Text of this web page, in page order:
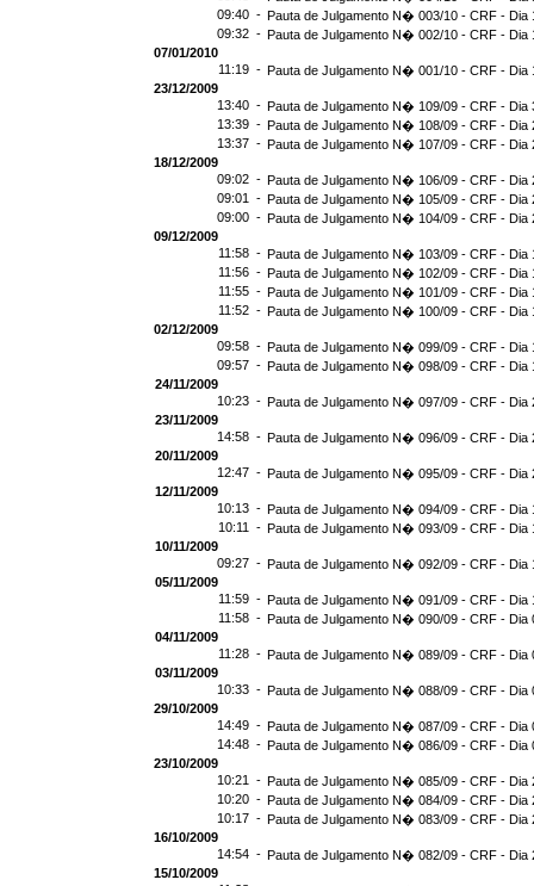
09:40 - Pauta de Julgamento N� 003/10 - CRF - Dia
09:32 - Pauta de Julgamento N� 002/10 - CRF - Dia
07/01/2010
11:19 - Pauta de Julgamento N� 001/10 - CRF - Dia
23/12/2009
13:40 - Pauta de Julgamento N� 109/09 - CRF - Dia
13:39 - Pauta de Julgamento N� 108/09 - CRF - Dia
13:37 - Pauta de Julgamento N� 107/09 - CRF - Dia
18/12/2009
09:02 - Pauta de Julgamento N� 106/09 - CRF - Dia
09:01 - Pauta de Julgamento N� 105/09 - CRF - Dia
09:00 - Pauta de Julgamento N� 104/09 - CRF - Dia
09/12/2009
11:58 - Pauta de Julgamento N� 103/09 - CRF - Dia
11:56 - Pauta de Julgamento N� 102/09 - CRF - Dia
11:55 - Pauta de Julgamento N� 101/09 - CRF - Dia
11:52 - Pauta de Julgamento N� 100/09 - CRF - Dia
02/12/2009
09:58 - Pauta de Julgamento N� 099/09 - CRF - Dia
09:57 - Pauta de Julgamento N� 098/09 - CRF - Dia
24/11/2009
10:23 - Pauta de Julgamento N� 097/09 - CRF - Dia
23/11/2009
14:58 - Pauta de Julgamento N� 096/09 - CRF - Dia
20/11/2009
12:47 - Pauta de Julgamento N� 095/09 - CRF - Dia
12/11/2009
10:13 - Pauta de Julgamento N� 094/09 - CRF - Dia
10:11 - Pauta de Julgamento N� 093/09 - CRF - Dia
10/11/2009
09:27 - Pauta de Julgamento N� 092/09 - CRF - Dia
05/11/2009
11:59 - Pauta de Julgamento N� 091/09 - CRF - Dia
11:58 - Pauta de Julgamento N� 090/09 - CRF - Dia
04/11/2009
11:28 - Pauta de Julgamento N� 089/09 - CRF - Dia
03/11/2009
10:33 - Pauta de Julgamento N� 088/09 - CRF - Dia
29/10/2009
14:49 - Pauta de Julgamento N� 087/09 - CRF - Dia
14:48 - Pauta de Julgamento N� 086/09 - CRF - Dia
23/10/2009
10:21 - Pauta de Julgamento N� 085/09 - CRF - Dia
10:20 - Pauta de Julgamento N� 084/09 - CRF - Dia
10:17 - Pauta de Julgamento N� 083/09 - CRF - Dia
16/10/2009
14:54 - Pauta de Julgamento N� 082/09 - CRF - Dia
15/10/2009